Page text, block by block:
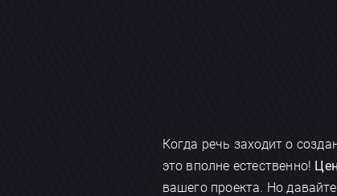
Когда речь заходит о
это вполне естественно!
вашего проекта. Но